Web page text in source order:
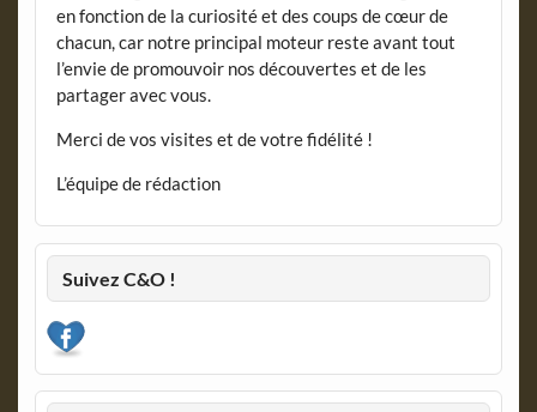
en fonction de la curiosité et des coups de cœur de
chacun, car notre principal moteur reste avant tout
l’envie de promouvoir nos découvertes et de les
partager avec vous.
Merci de vos visites et de votre fidélité !
L’équipe de rédaction
Suivez C&O !